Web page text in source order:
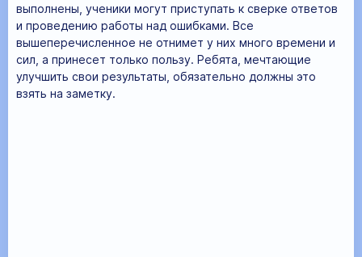
выполнены, ученики могут приступать к сверке ответов
и проведению работы над ошибками. Все
вышеперечисленное не отнимет у них много времени и
сил, а принесет только пользу. Ребята, мечтающие
улучшить свои результаты, обязательно должны это
взять на заметку.